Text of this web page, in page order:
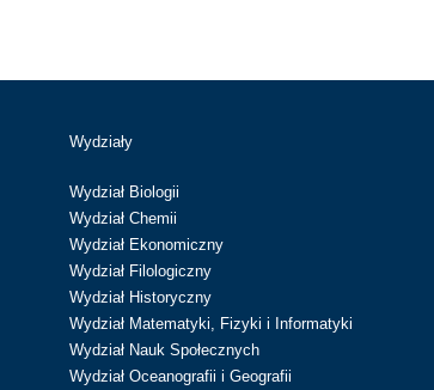
Wydziały
Wydział Biologii
Wydział Chemii
Wydział Ekonomiczny
Wydział Filologiczny
Wydział Historyczny
Wydział Matematyki, Fizyki i Informatyki
Wydział Nauk Społecznych
Wydział Oceanografii i Geografii